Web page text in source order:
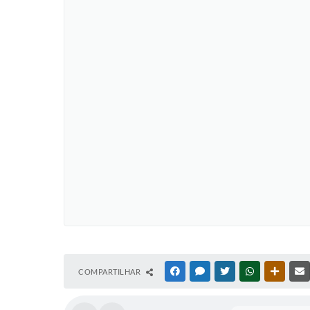
COMPARTILHAR FACEBOOKMESSENGER
TWITTERWHATSAPP